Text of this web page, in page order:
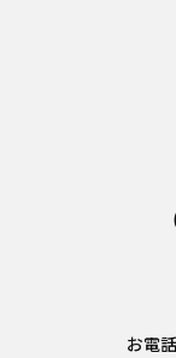
お電